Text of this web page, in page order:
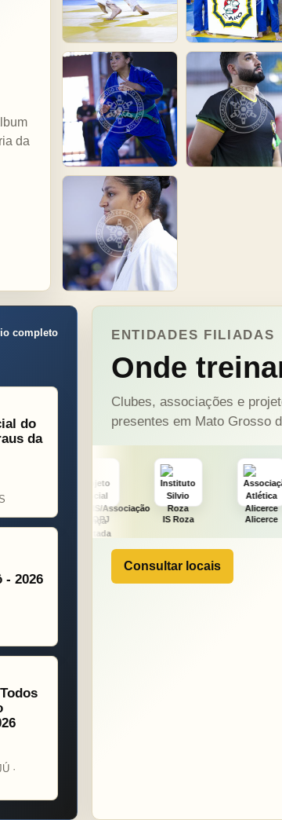
da
completo
do
da
- 2026
·
ENTIDADES FILIADAS
Onde
Clubes, associações e
presentes em Mato Grosso
PSOPJ IS Roza Alicerce J. Futuro
Consultar locais